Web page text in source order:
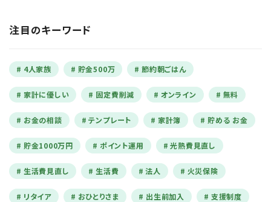
注目のキーワード
4人家族 貯金500万 節約朝ごはん
家計に優しい 固定費削減 オンライン 無料
お金の相談 テンプレート 家計簿 貯める お金
貯金1000万円 ポイント運用 光熱費見直し
生活費見直し 生活費 法人 火災保険
リタイア おひとりさま 出生前加入 支援制度